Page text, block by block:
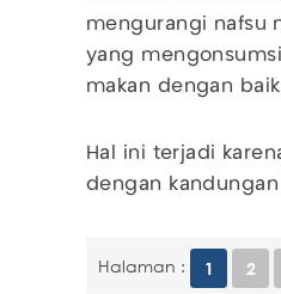
mengurangi nafsu
yang
makan dengan
Hal ini terjadi
dengan kandungan
Halaman : 1 2